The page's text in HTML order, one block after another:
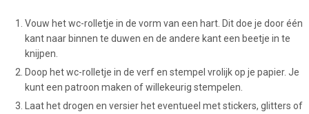
Vouw het wc-rolletje in de vorm van een hart. Dit doe je door één
kant naar binnen te duwen en de andere kant een beetje in te
knijpen.
Doop het wc-rolletje in de verf en stempel vrolijk op je papier. Je
kunt een patroon maken of willekeurig stempelen.
Laat het drogen en versier het eventueel met stickers, glitters of